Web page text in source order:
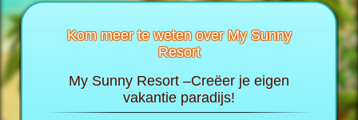
Kom meer te weten over My Sunny
Resort
My Sunny Resort –Creëer je eigen
vakantie paradijs!